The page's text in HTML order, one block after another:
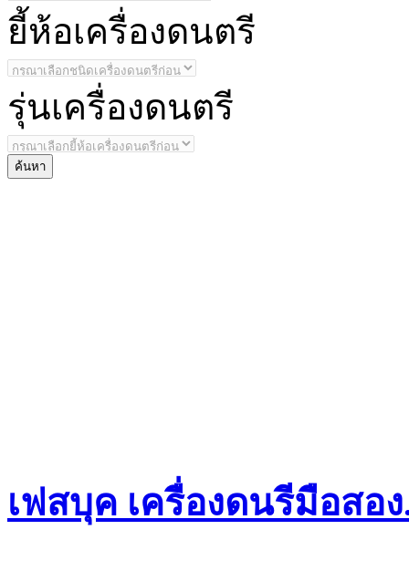
ยี้ห้อเครื่องดนตรี
รุ่นเครื่องดนตรี
เฟสบุค เครื่องดนรีมือสอง